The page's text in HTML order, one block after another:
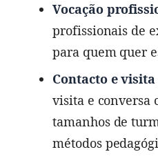
Vocação
profissionais de
para quem quer
Contacto e visita
visita e conversa
tamanhos de
métodos